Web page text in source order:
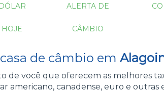
DÓLAR
HOJE
ALERTA DE
CÂMBIO
de câmbio em
de você que oferecem as melhores
americano, canadense, euro e outras